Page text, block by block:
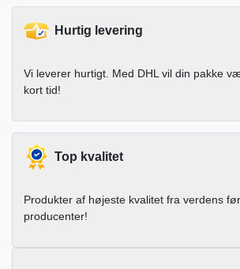
Hurtig levering
Vi leverer hurtigt. Med DHL vil din pakke
kort tid!
Top kvalitet
Produkter af højeste kvalitet fra verdens
producenter!